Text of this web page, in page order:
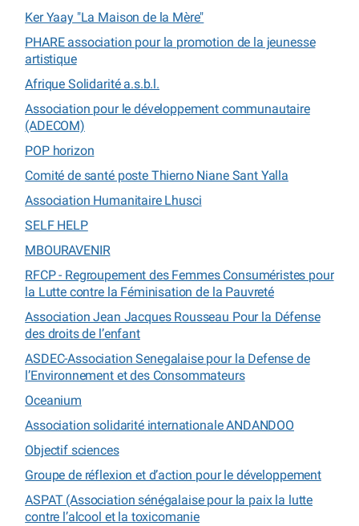
Ker Yaay "La Maison de la Mère"
PHARE association pour la promotion de la jeunesse
artistique
Afrique Solidarité a.s.b.l.
Association pour le développement communautaire
(ADECOM)
POP horizon
Comité de santé poste Thierno Niane Sant Yalla
Association Humanitaire Lhusci
SELF HELP
MBOURAVENIR
RFCP - Regroupement des Femmes Consuméristes pour
la Lutte contre la Féminisation de la Pauvreté
Association Jean Jacques Rousseau Pour la Défense
des droits de l’enfant
ASDEC-Association Senegalaise pour la Defense de
l’Environnement et des Consommateurs
Oceanium
Association solidarité internationale ANDANDOO
Objectif sciences
Groupe de réflexion et d’action pour le développement
ASPAT (Association sénégalaise pour la paix la lutte
contre l’alcool et la toxicomanie